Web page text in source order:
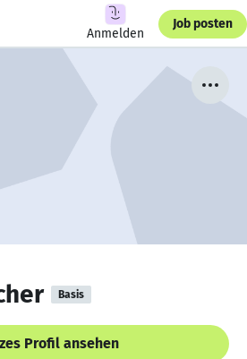
Anmelden
Job posten
Basis
Profil ansehen